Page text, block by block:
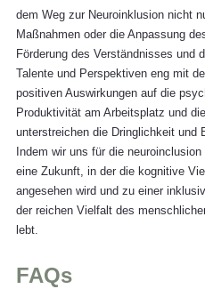
dem Weg zur Neuroinklusion nicht
Maßnahmen oder die Anpassung
Förderung des Verständnisses und
Talente und Perspektiven eng mit
positiven Auswirkungen auf die
Produktivität am Arbeitsplatz und
unterstreichen die Dringlichkeit und
Indem wir uns für die
eine Zukunft, in der die kognitive
angesehen wird und zu einer
der reichen Vielfalt des
lebt.
FAQs